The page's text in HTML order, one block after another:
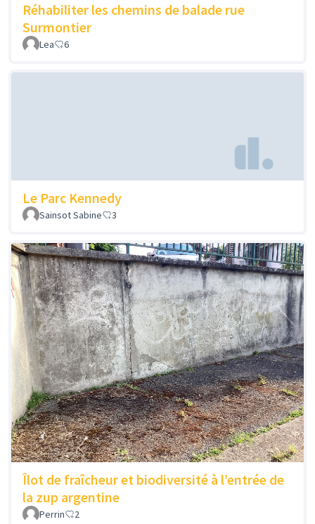
Réhabiliter les chemins de balade rue
Surmontier
Lea 6
Le Parc Kennedy
Sainsot Sabine 3
Îlot de fraîcheur et biodiversité à l’entrée de
la zup argentine
Perrin 2